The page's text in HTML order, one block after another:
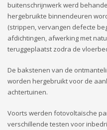
buitenschrijnwerk werd
hergebruikte binnendeuren
(strippen, vervangen defecte
afdichtingen, afwerking met
teruggeplaatst zodra de
De bakstenen van de
worden hergebruikt voor de
achtertuinen.
Voorts werden fotovoltaïsche
verschillende testen voor